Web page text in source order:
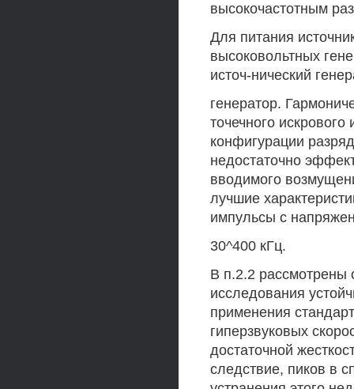
высокочастотным
Для питания
высоковольтных
источ-нический
генератор.
точечного
конфигурации
недостаточно
вводимого
лучшие
импульсы с
30^400 кГц.
В п.2.2 рассмотрены
исследования
применения
гиперзвуковых
достаточной
следствие, пиков в